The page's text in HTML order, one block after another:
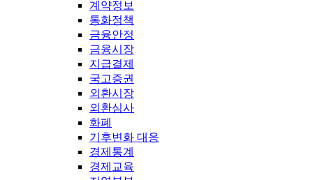
계약정보
통화정책
금융안정
금융시장
지급결제
국고증권
외환시장
외환심사
화폐
기후변화 대응
경제통계
경제교육